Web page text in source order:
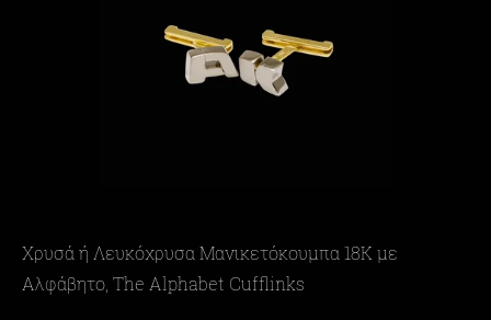
Χρυσά ή Λευκόχρυσα Μανικετόκουμπα 18Κ με
Αλφάβητο, The Alphabet Cufflinks